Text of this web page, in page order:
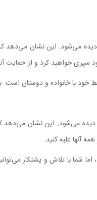
می‌شود. این نشان می‌دهد که
خواهید کرد و از حمایت
با خانواده و دوستان است.
می‌شود. این نشان می‌دهد
آنها غلبه کنید.
شما با تلاش و پشتکار